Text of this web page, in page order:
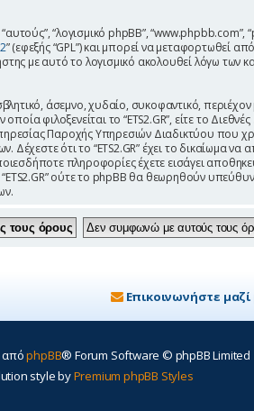
“λογισμικό phpBB”,
” (εφεξής “GPL”) και μπορεί να μεταφορτωθεί
με αυτό το λογισμικό ακολουθεί λόγω των
άσεμνο, χυδαίο, συκοφαντικό,
φιλοξενείται το “ETS2.GR”, είτε το
Παροχής Υπηρεσιών Διαδικτύου που
ότι το “ETS2.GR” έχει το δικαίωμα να
πληροφορίες έχετε εισάγει
ούτε το phpBB θα θεωρηθούν
Επικοινωνήστε μαζί
απόphpBB® Forum Software © phpBB Limited
style byPremium phpBB Styles